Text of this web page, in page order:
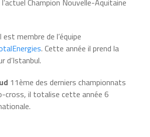
Champion Nouvelle-Aquitaine
est membre de l’équipe
. Cette année il prend la
d’Istanbul.
11ème des derniers championnats
cross, il totalise cette année 6